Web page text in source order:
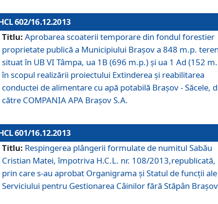
602/16.12.2013
Titlu: Aprobarea scoaterii temporare din fondul forestier
proprietate publică a Municipiului Braşov a 848 m.p.
situat în UB VI Tâmpa, ua 1B (696 m.p.) şi ua 1 Ad (152
în scopul realizării proiectului Extinderea şi reabilitarea
conductei de alimentare cu apă potabilă Braşov - Săcele,
către COMPANIA APA Braşov S.A.
601/16.12.2013
Titlu: Respingerea plângerii formulate de numitul Sabău
Cristian Matei, împotriva H.C.L. nr. 108/2013,republicată,
prin care s-au aprobat Organigrama şi Statul de funcţii ale
Serviciului pentru Gestionarea Câinilor fără Stăpân